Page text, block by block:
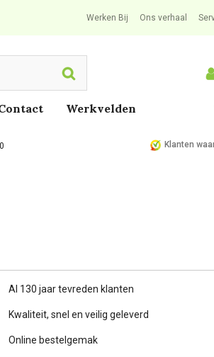
Werken Bij Ons verhaal
Search
Werkvelden
Klanten
Al 130 jaar tevreden klanten
Kwaliteit, snel en veilig geleverd
Online bestelgemak